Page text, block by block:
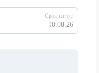
Срок изгот.
10.08.26